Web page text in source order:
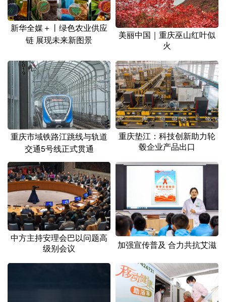
Русский язык 日本語 한국어
Deutsch Português
新华全媒＋丨绿色农业供应
链 展现未来新图景
美丽中国｜重庆巫山红叶似
火
重庆市域铁路江跳线与轨道
交通5号线正式贯通
重庆垫江：科技创新助力轮
毂企业产品出口
中方主持安理会巴以问题高
级别会议
加强宣传普及 合力共抗艾滋